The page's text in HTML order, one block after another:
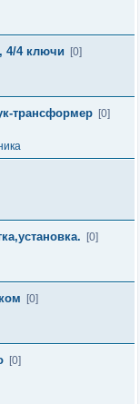
4/4 ключи
[0]
трансформер [0]
[0]
[0]
[0]